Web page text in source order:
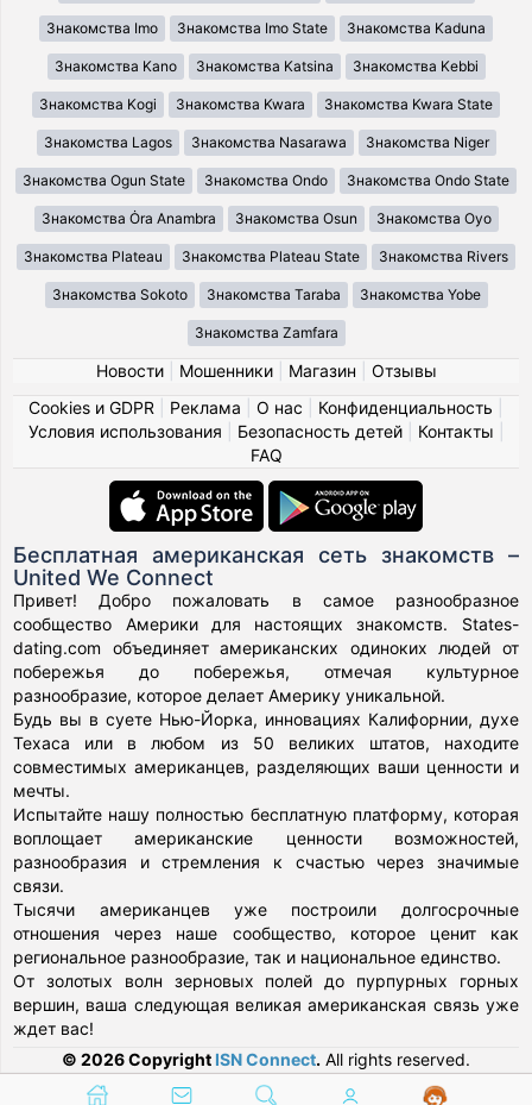
Знакомства Imo Знакомства Imo State Знакомства Kaduna
Знакомства Kano Знакомства Katsina Знакомства Kebbi
Знакомства Kogi Знакомства Kwara Знакомства Kwara State
Знакомства Lagos Знакомства Nasarawa Знакомства Niger
Знакомства Ogun State Знакомства Ondo Знакомства Ondo State
Знакомства Ȯra Anambra Знакомства Osun Знакомства Oyo
Знакомства Plateau Знакомства Plateau State Знакомства Rivers
Знакомства Sokoto Знакомства Taraba Знакомства Yobe
Знакомства Zamfara
Новости| Мошенники| Магазин
Отзывы
Cookies и GDPR
Реклама О нас Конфиденциальность
Условия использования
Безопасность детей| Контакты
FAQ
Бесплатная американская сеть знакомств –
United We Connect
Привет! Добро пожаловать в самое разнообразное
сообщество Америки для настоящих знакомств. States-
dating.com объединяет американских одиноких людей от
побережья до побережья, отмечая культурное
разнообразие, которое делает Америку уникальной.
Будь вы в суете Нью-Йорка, инновациях Калифорнии, духе
Техаса или в любом из 50 великих штатов, находите
совместимых американцев, разделяющих ваши ценности и
мечты.
Испытайте нашу полностью бесплатную платформу, которая
воплощает американские ценности возможностей,
разнообразия и стремления к счастью через значимые
связи.
Тысячи американцев уже построили долгосрочные
отношения через наше сообщество, которое ценит как
региональное разнообразие, так и национальное единство.
От золотых волн зерновых полей до пурпурных горных
вершин, ваша следующая великая американская связь уже
ждет вас!
© 2026 Copyright ISN Connect. All rights reserved.